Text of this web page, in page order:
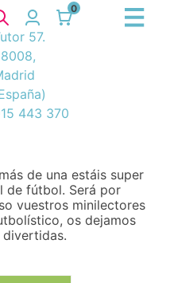
0
57.
443 370
de una estáis super
de fútbol. Será por
vuestros minilectores
os dejamos
divertidas.